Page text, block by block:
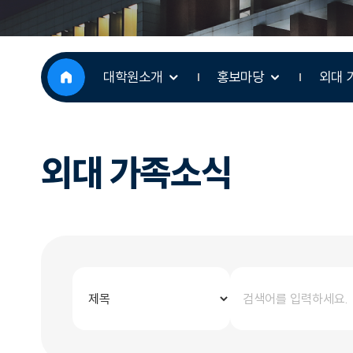
대학원소개 홍보마당 외대
외대 가족소식